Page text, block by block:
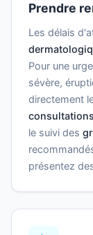
Prendre
Les délais
Pour une
sévère,
directement
le suivi des
présentez